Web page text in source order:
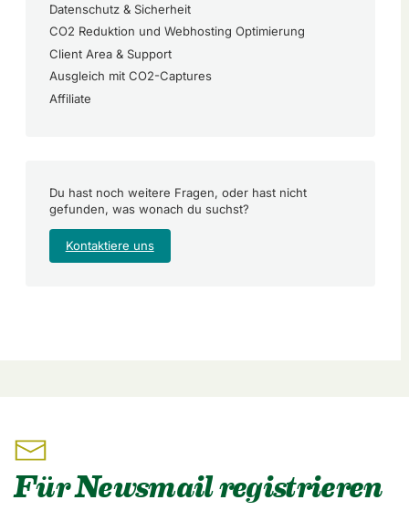
Datenschutz & Sicherheit
CO2 Reduktion und Webhosting Optimierung
Client Area & Support
Ausgleich mit CO2-Captures
Affiliate
Du hast noch weitere Fragen, oder hast nicht
gefunden, was wonach du suchst?
Kontaktiere uns
Für Newsmail registrieren